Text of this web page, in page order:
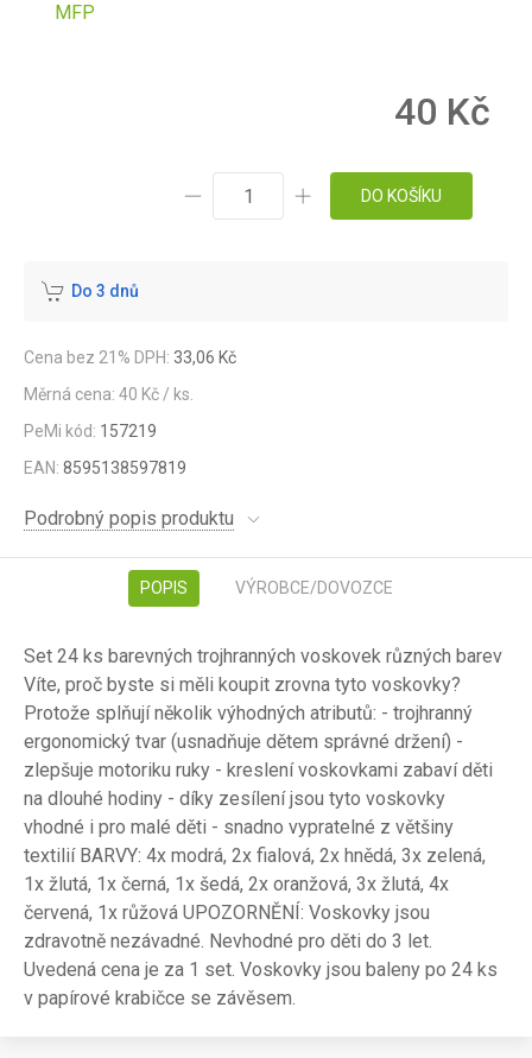
MFP
40 Kč
DO KOŠÍKU
Do 3 dnů
Cena bez 21% DPH: 33,06 Kč
Měrná cena: 40 Kč / ks.
PeMi kód: 157219
EAN: 8595138597819
Podrobný popis produktu
POPIS VÝROBCE/DOVOZCE
Set 24 ks barevných trojhranných voskovek různých barev
Víte, proč byste si měli koupit zrovna tyto voskovky?
Protože splňují několik výhodných atributů: - trojhranný
ergonomický tvar (usnadňuje dětem správné držení) -
zlepšuje motoriku ruky - kreslení voskovkami zabaví děti
na dlouhé hodiny - díky zesílení jsou tyto voskovky
vhodné i pro malé děti - snadno vypratelné z většiny
textilií BARVY: 4x modrá, 2x fialová, 2x hnědá, 3x zelená,
1x žlutá, 1x černá, 1x šedá, 2x oranžová, 3x žlutá, 4x
červená, 1x růžová UPOZORNĚNÍ: Voskovky jsou
zdravotně nezávadné. Nevhodné pro děti do 3 let.
Uvedená cena je za 1 set. Voskovky jsou baleny po 24 ks
v papírové krabičce se závěsem.